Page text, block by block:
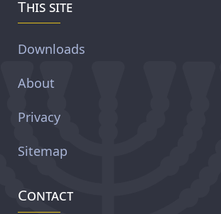
This site
Downloads
About
Privacy
Sitemap
Contact